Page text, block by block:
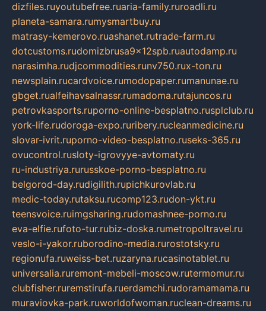
dizfiles.ruyoutubefree.ruaria-family.ruroadli.ru
planeta-samara.rumysmartbuy.ru
matrasy-kemerovo.ruashanet.rutrade-farm.ru
dotcustoms.rudomizbrusa9x12spb.ruautodamp.ru
narasimha.rudjcommodities.runv750.rux-ton.ru
newsplain.rucardvoice.rumodopaper.rumanunae.ru
gbget.rualfeihavsalnassr.rumadoma.rutajuncos.ru
petrovkasports.ruporno-online-besplatno.rusplclub.ru
york-life.rudoroga-expo.ruribery.rucleanmedicine.ru
slovar-ivrit.ruporno-video-besplatno.ruseks-365.ru
ovucontrol.rusloty-igrovyye-avtomaty.ru
ru-industriya.rurusskoe-porno-besplatno.ru
belgorod-day.rudigilith.rupichkurovlab.ru
medic-today.rutaksu.rucomp123.rudon-ykt.ru
teensvoice.ruimgsharing.rudomashnee-porno.ru
eva-elfie.rufoto-tur.rubiz-doska.rumetropoltravel.ru
veslo-i-yakor.ruborodino-media.rurostotsky.ru
regionufa.ruweiss-bet.ruzaryna.rucasinotablet.ru
universalia.ruremont-mebeli-moscow.rutermomur.ru
clubfisher.ruremstirufa.ruerdamchi.rudoramamama.ru
muraviovka-park.ruworldofwoman.ruclean-dreams.ru